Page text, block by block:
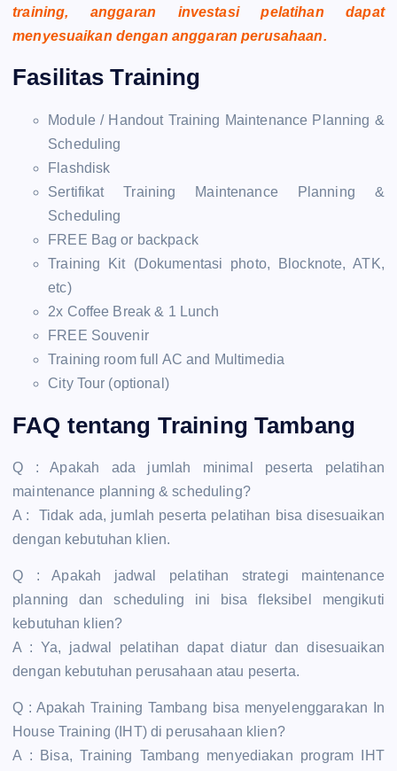
training, anggaran investasi pelatihan dapat
menyesuaikan dengan anggaran perusahaan.
Fasilitas Training
Module / Handout Training Maintenance Planning &
Scheduling
Flashdisk
Sertifikat Training Maintenance Planning &
Scheduling
FREE Bag or backpack
Training Kit (Dokumentasi photo, Blocknote, ATK,
etc)
2x Coffee Break & 1 Lunch
FREE Souvenir
Training room full AC and Multimedia
City Tour (optional)
FAQ tentang Training Tambang
Q : Apakah ada jumlah minimal peserta pelatihan
maintenance planning & scheduling?
A : Tidak ada, jumlah peserta pelatihan bisa disesuaikan
dengan kebutuhan klien.
Q : Apakah jadwal pelatihan strategi maintenance
planning dan scheduling ini bisa fleksibel mengikuti
kebutuhan klien?
A : Ya, jadwal pelatihan dapat diatur dan disesuaikan
dengan kebutuhan perusahaan atau peserta.
Q : Apakah Training Tambang bisa menyelenggarakan In
House Training (IHT) di perusahaan klien?
A : Bisa, Training Tambang menyediakan program IHT